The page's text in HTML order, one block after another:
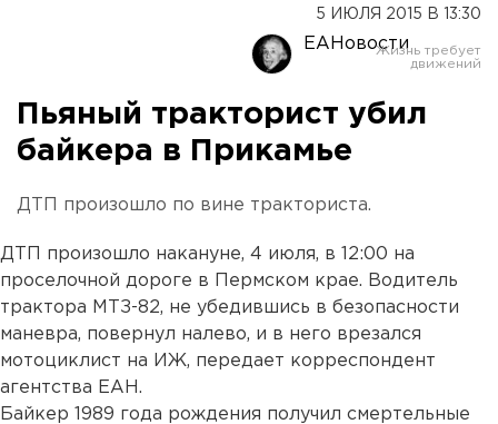
5 ИЮЛЯ 2015 В 13:30
ЕАНовости
Пьяный тракторист убил
байкера в Прикамье
ДТП произошло по вине тракториста.
ДТП произошло накануне, 4 июля, в 12:00 на
проселочной дороге в Пермском крае. Водитель
трактора МТЗ-82, не убедившись в безопасности
маневра, повернул налево, и в него врезался
мотоциклист на ИЖ, передает корреспондент
агентства ЕАН.
Байкер 1989 года рождения получил смертельные